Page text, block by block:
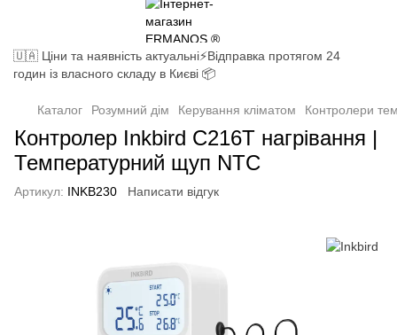
🇺🇦 Ціни та наявність актуальні⚡Відправка протягом 24
годин із власного складу в Києві 📦
Каталог Розумний дім Керування кліматом Контролери
Контролер Inkbird C216T нагрівання |
Температурний щуп NTC
Артикул: INKB230 Написати відгук